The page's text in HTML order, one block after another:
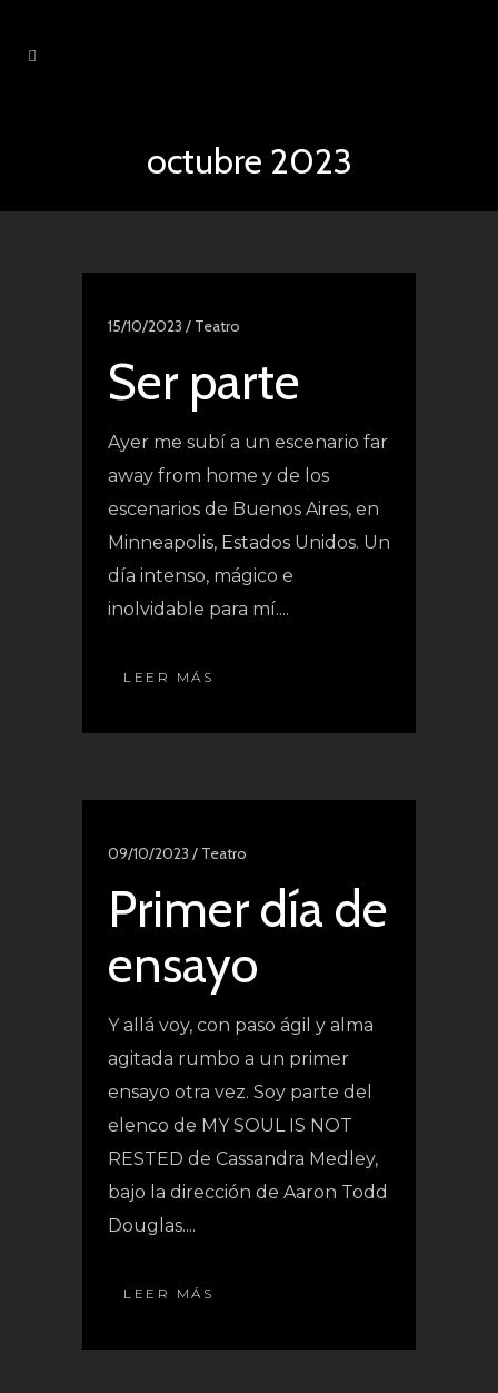
octubre 2023
15/10/2023 / Teatro
Ser parte
Ayer me subí a un escenario far
away from home y de los
escenarios de Buenos Aires, en
Minneapolis, Estados Unidos. Un
día intenso, mágico e
inolvidable para mí....
LEER MÁS
09/10/2023 / Teatro
Primer día de
ensayo
Y allá voy, con paso ágil y alma
agitada rumbo a un primer
ensayo otra vez. Soy parte del
elenco de MY SOUL IS NOT
RESTED de Cassandra Medley,
bajo la dirección de Aaron Todd
Douglas....
LEER MÁS